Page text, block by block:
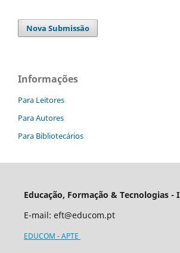
Nova Submissão
Informações
Para Leitores
Para Autores
Para Bibliotecários
Educação, Formação & Tecnologias -
E-mail: eft@educom.pt
EDUCOM - APTE